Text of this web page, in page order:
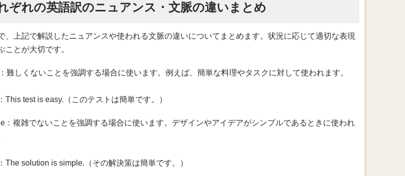
ぞれの英語訳のニュアンス・文脈の違いまとめ
、上記で解説したニュアンスや使われる文脈の違いについてまとめます。状況に応じて適切な表現
ことが大切です。
難しくないことを強調する場合に使います。例えば、簡単な料理やタスクに対して使われます。
This test is easy.（このテストは簡単です。）
：複雑でないことを強調する場合に使います。デザインやアイデアがシンプルであるときに使われ
The solution is simple.（その解決策は簡単です。）